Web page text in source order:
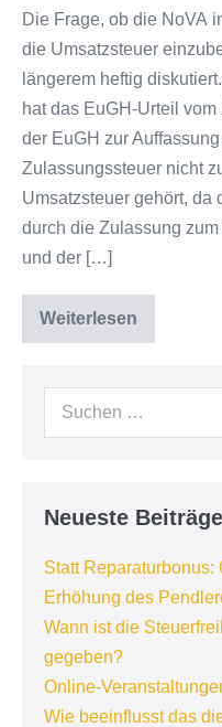
Die Frage, ob die NoVA
die Umsatzsteuer
längerem heftig
hat das EuGH-Urteil
der EuGH zur
Zulassungssteuer nicht
Umsatzsteuer gehört, da
durch die Zulassung
und der […]
Weiterlesen
NoVA
und
unendliche
Suchen
Neueste Beiträge
Statt Reparaturbonus:
Erhöhung des
Wann ist die
gegeben?
Online-
Wie beeinflusst das